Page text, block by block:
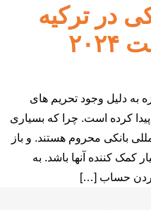
در ترکیه
به دلیل وجود تحریم های
پیدا کرده است. چرا که بسیاری
بانکی محروم هستند. و باز
کمک کننده آنها باشد. به
کردن حساب […]